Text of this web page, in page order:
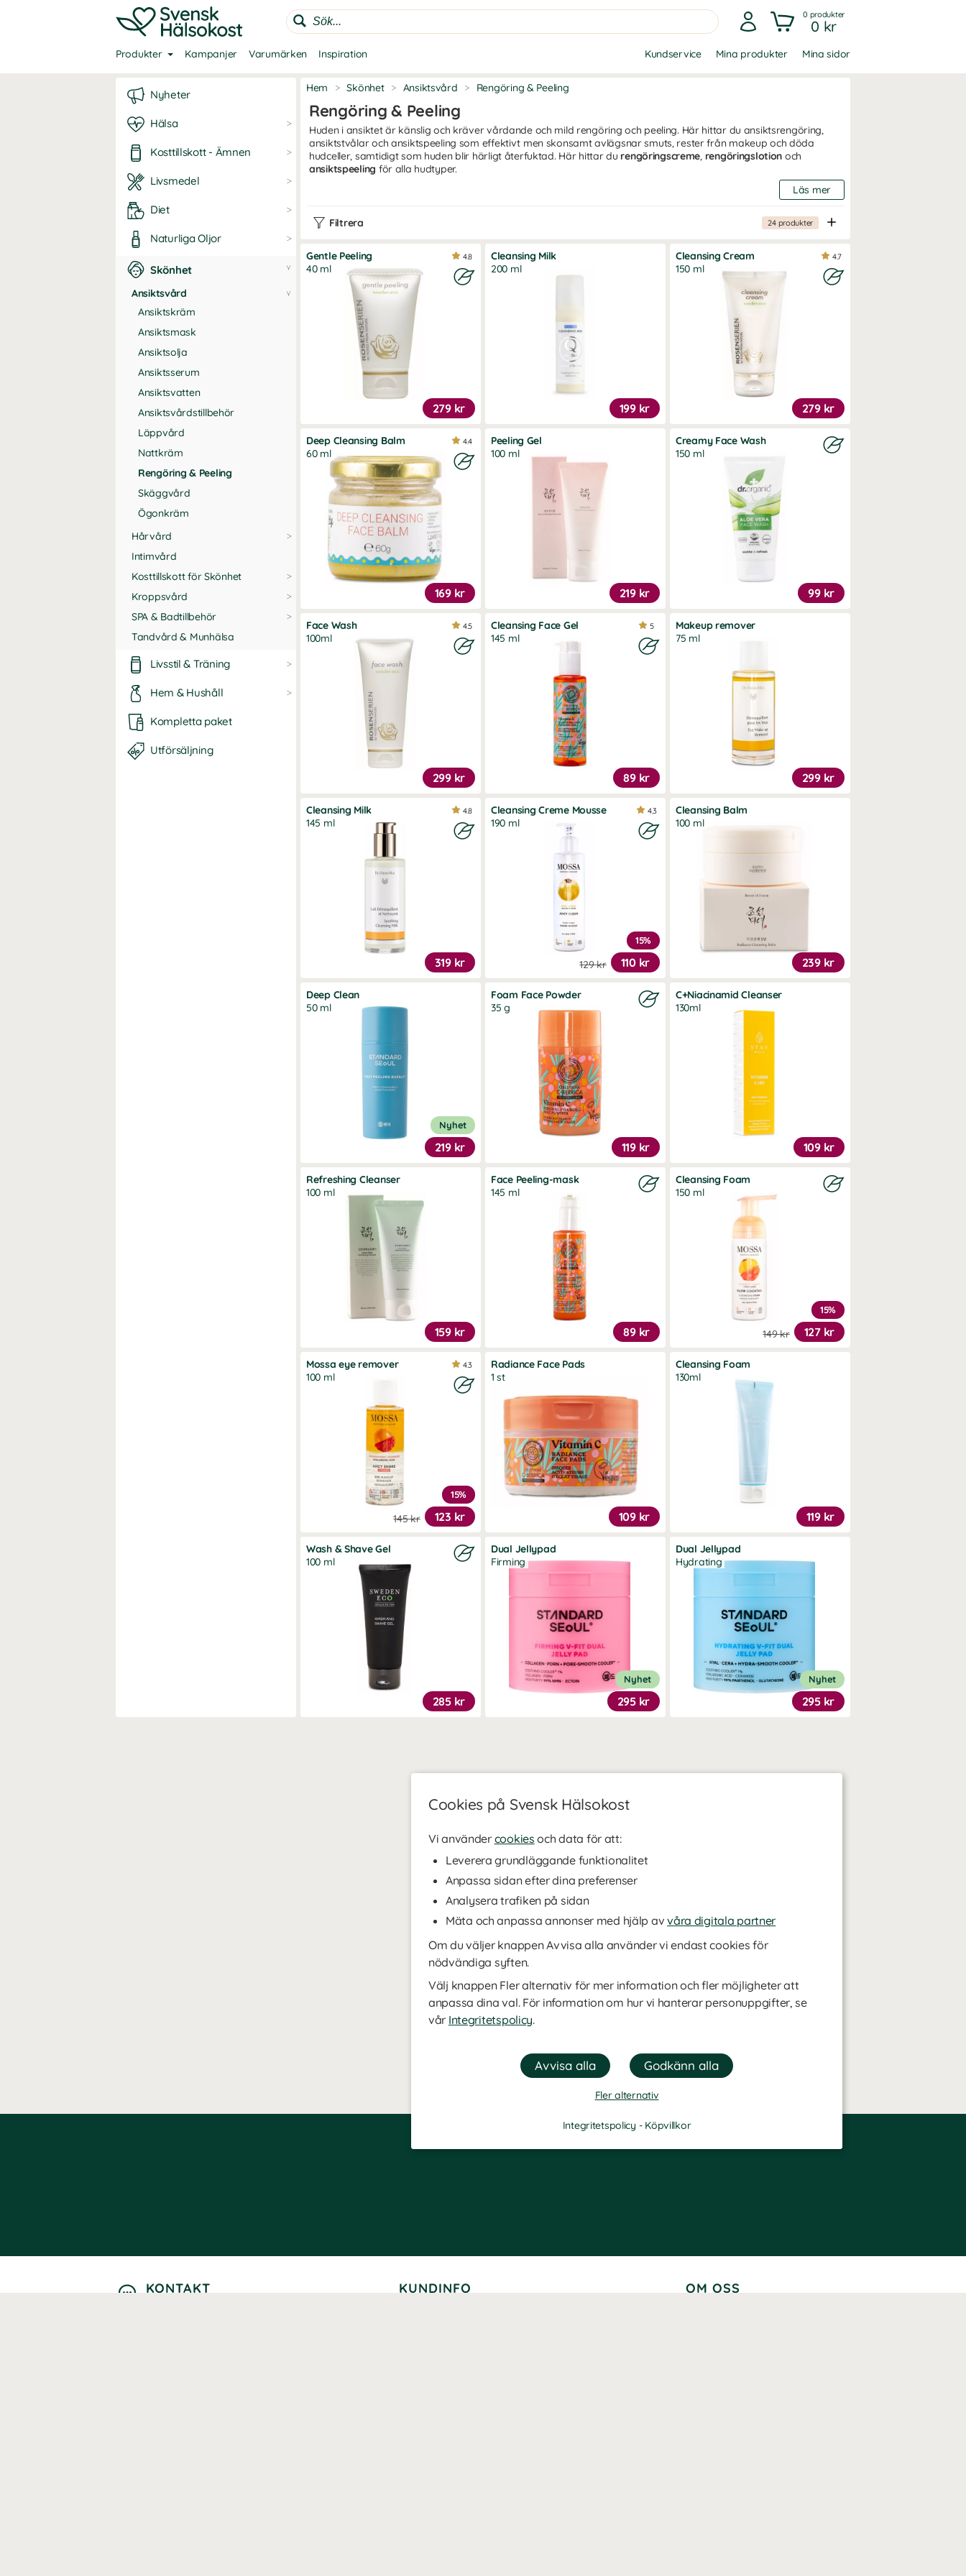
Cookies på Svensk Hälsokost
Vi använder cookies och data för att:
Leverera grundläggande funktionalitet
Anpassa sidan efter dina preferenser
Analysera trafiken på sidan
Mäta och anpassa annonser med hjälp avvåra digitala partner
Om du väljer knappen Avvisa alla använder vi endast cookies för
nödvändiga syften.
Välj knappen Fler alternativ för mer information och fler möjligheter att
anpassa dina val. För information om hur vi hanterar personuppgifter, se
vår Integritetspolicy.
Fler alternativ
Integritetspolicy - Köpvillkor
0 produkter
0 kr
Produkter Kampanjer Varumärken Inspiration Kundservice Mina produkter Mina sidor
Nyheter
Hälsa
Kosttillskott - Ämnen
Livsmedel
Diet
Naturliga Oljor
Skönhet
Ansiktsvård
Ansiktskräm
Ansiktsmask
Ansiktsolja
Ansiktsserum
Ansiktsvatten
Ansiktsvårdstillbehör
Läppvård
Nattkräm
Rengöring & Peeling
Skäggvård
Ögonkräm
Hårvård
Intimvård
Kosttillskott för Skönhet
Kroppsvård
SPA & Badtillbehör
Tandvård & Munhälsa
Livsstil & Träning
Hem & Hushåll
Kompletta paket
Utförsäljning
Hem > Skönhet > Ansiktsvård > Rengöring & Peeling
Rengöring & Peeling
Huden i ansiktet är känslig och kräver vårdande och mild rengöring och peeling. Här hittar du ansiktsrengöring,
ansiktstvålar och ansiktspeeling som effektivt men skonsamt avlägsnar smuts, rester från makeup och döda
hudceller, samtidigt som huden blir härligt återfuktad. Här hittar du rengöringscreme, rengöringslotion och
ansiktspeeling för alla hudtyper.
strålande och välmående hud och utgör grunden i hudvårdsrutinen. Genom att avlägsna smink, smuts och döda
I denna kategori hittar du rengöringsprodukter och peeling produkter för torr hy, blandhy, normal hy, fet hy,
problemhy samt känslig hy. Här finns ett stort utbud av ekologisk ansiktsrengöring för män och kvinnor, som
hjälper dig att effektivt rengöra och exfoliera ansiktet.
Läs mer
Filtrera 24produkter
Gentle Peeling
40 ml
279 kr
4.8
Cleansing Milk
200 ml
199 kr
Cleansing Cream
150 ml
279 kr
4.7
Deep Cleansing Balm
60 ml
169 kr
4.4
Peeling Gel
100 ml
219 kr
Creamy Face Wash
150 ml
99 kr
Face Wash
100ml
299 kr
4.5
Cleansing Face Gel
145 ml
89 kr
5
Makeup remover
75 ml
299 kr
Cleansing Milk
145 ml
319 kr
4.8
Cleansing Creme Mousse
190 ml
15%
110 kr
129 kr
4.3
Cleansing Balm
100 ml
239 kr
Deep Clean
50 ml
Nyhet
219 kr
Foam Face Powder
35 g
119 kr
C+Niacinamid Cleanser
130ml
109 kr
Refreshing Cleanser
100 ml
159 kr
Face Peeling-mask
145 ml
89 kr
Cleansing Foam
150 ml
15%
127 kr
149 kr
Mossa eye remover
100 ml
15%
123 kr
145 kr
4.3
Radiance Face Pads
1 st
109 kr
Cleansing Foam
130ml
119 kr
Wash & Shave Gel
100 ml
285 kr
Dual Jellypad
Firming
Nyhet
295 kr
Dual Jellypad
Hydrating
Nyhet
295 kr
KONTAKT KUNDINFO OM OSS